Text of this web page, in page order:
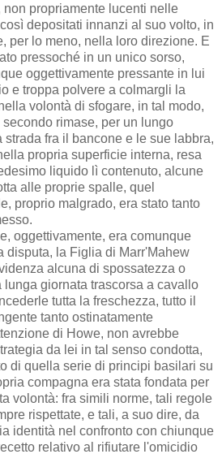
propriamente lucenti nelle
depositati innanzi al suo volto, in
per lo meno, nella loro direzione. E
pressoché in un unico sorso,
oggettivamente pressante in lui
e troppa polvere a colmargli la
volontà di sfogare, in tal modo,
rimase, per un lungo
strada fra il bancone e le sue labbra,
propria superficie interna, resa
liquido lì contenuto, alcune
alle proprie spalle, quel
proprio malgrado, era stato tanto
oggettivamente, era comunque
disputa, la Figlia di Marr'Mahew
alcuna di spossatezza o
giornata trascorsa a cavallo
tutta la freschezza, tutto il
tanto ostinatamente
di Howe, non avrebbe
da lei in tal senso condotta,
di quella serie di principi basilari su
compagna era stata fondata per
volontà: fra simili norme, tali regole
rispettate, e tali, a suo dire, da
identità nel confronto con chiunque
relativo al rifiutare l'omicidio